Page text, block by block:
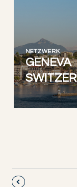
NETZWERK
GENEVA